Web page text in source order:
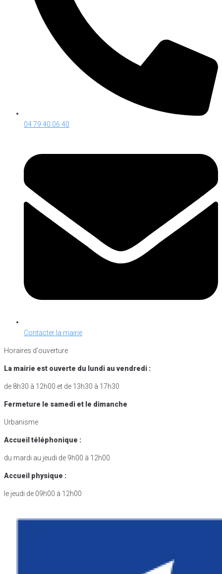
04 79 40 06 40
Contacter la mairie
Horaires d'ouverture
La mairie est ouverte du lundi au vendredi :
de 8h30 à 12h00 et de 13h30 à 17h30
Fermeture le samedi et le dimanche
Urbanisme
Accueil téléphonique :
du mardi au jeudi de 9h00 à 12h00
Accueil physique :
le jeudi de 09h00 à 12h00